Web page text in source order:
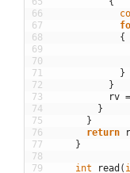
66
67
68
69
70
71
72
73
74
75
76
77
78
79
{
}
}
rv =
}
}
return
}
int read (